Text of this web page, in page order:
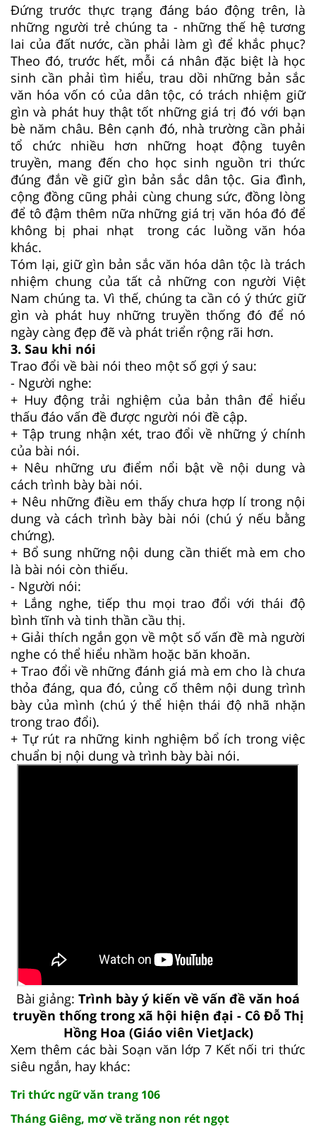
Đứng trước thực trạng đáng báo động trên, là
những người trẻ chúng ta - những thế hệ tương
lai của đất nước, cần phải làm gì để khắc phục?
Theo đó, trước hết, mỗi cá nhân đặc biệt là học
sinh cần phải tìm hiểu, trau dồi những bản sắc
văn hóa vốn có của dân tộc, có trách nhiệm giữ
gìn và phát huy thật tốt những giá trị đó với bạn
bè năm châu. Bên cạnh đó, nhà trường cần phải
tổ chức nhiều hơn những hoạt động tuyên
truyền, mang đến cho học sinh nguồn tri thức
đúng đắn về giữ gìn bản sắc dân tộc. Gia đình,
cộng đồng cũng phải cùng chung sức, đồng lòng
để tô đậm thêm nữa những giá trị văn hóa đó để
không bị phai nhạt trong các luồng văn hóa
khác.
Tóm lại, giữ gìn bản sắc văn hóa dân tộc là trách
nhiệm chung của tất cả những con người Việt
Nam chúng ta. Vì thế, chúng ta cần có ý thức giữ
gìn và phát huy những truyền thống đó để nó
ngày càng đẹp đẽ và phát triển rộng rãi hơn.
3. Sau khi nói
Trao đổi về bài nói theo một số gợi ý sau:
- Người nghe:
+ Huy động trải nghiệm của bản thân để hiểu
thấu đáo vấn đề được người nói đề cập.
+ Tập trung nhận xét, trao đổi về những ý chính
của bài nói.
+ Nêu những ưu điểm nổi bật về nội dung và
cách trình bày bài nói.
+ Nêu những điều em thấy chưa hợp lí trong nội
dung và cách trình bày bài nói (chú ý nếu bằng
chứng).
+ Bổ sung những nội dung cần thiết mà em cho
là bài nói còn thiếu.
- Người nói:
+ Lắng nghe, tiếp thu mọi trao đổi với thái độ
bình tĩnh và tinh thần cầu thị.
+ Giải thích ngắn gọn về một số vấn đề mà người
nghe có thể hiểu nhầm hoặc băn khoăn.
+ Trao đổi về những đánh giá mà em cho là chưa
thỏa đáng, qua đó, củng cố thêm nội dung trình
bày của mình (chú ý thể hiện thái độ nhã nhặn
trong trao đổi).
+ Tự rút ra những kinh nghiệm bổ ích trong việc
chuẩn bị nội dung và trình bày bài nói.
Bài giảng: Trình bày ý kiến về vấn đề văn hoá
truyền thống trong xã hội hiện đại - Cô Đỗ Thị
Hồng Hoa (Giáo viên VietJack)
Xem thêm các bài Soạn văn lớp 7 Kết nối tri thức
siêu ngắn, hay khác:
Tri thức ngữ văn trang 106
Tháng Giêng, mơ về trăng non rét ngọt